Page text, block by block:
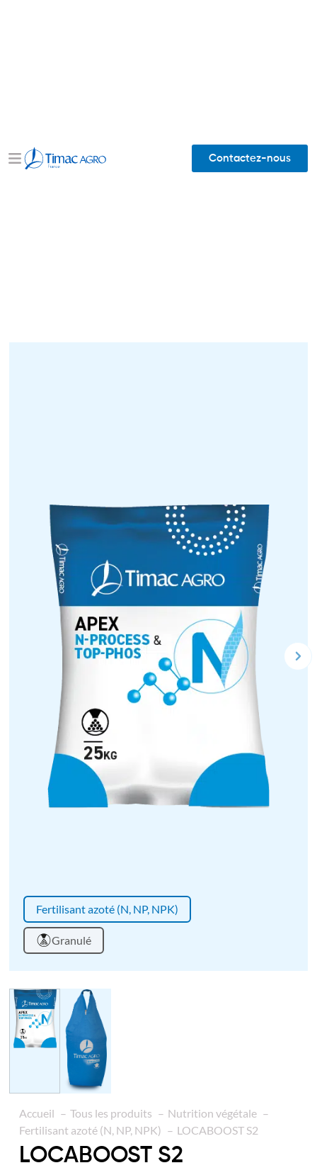
Contactez-nous
Fertilisant azoté (N, NP, NPK)
Granulé
Accueil Tous les produits
Nutrition végétale
Fertilisant azoté (N, NP, NPK)
LOCABOOST S2
LOCABOOST S2